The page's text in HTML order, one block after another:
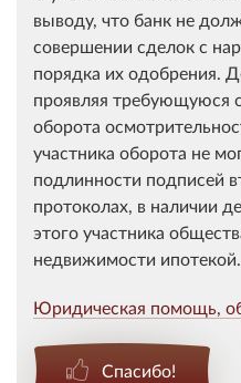
выводу, что банк не
совершении сделок с
порядка их одобрения.
проявляя требующуюся
оборота
участника оборота не
подлинности подписей
протоколах, в наличии
этого участника
недвижимости ипотекой.
Юридическая помощь,
Спасибо!